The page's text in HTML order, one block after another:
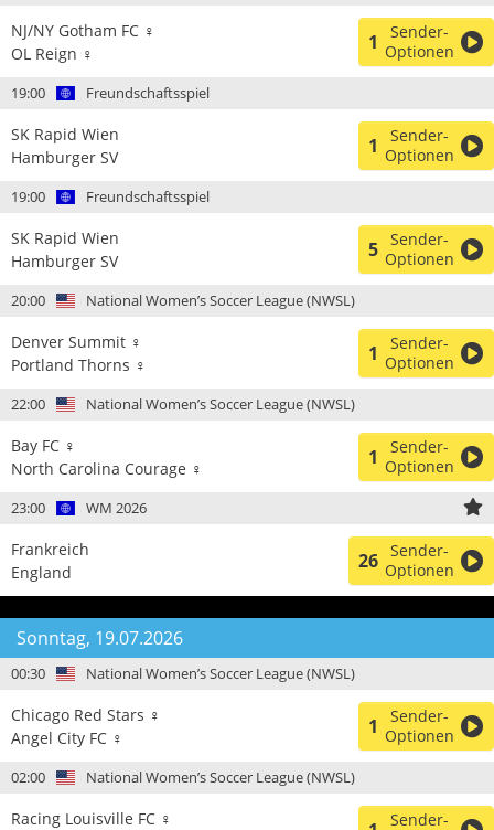
NJ/NY Gotham FC ♀
OL Reign ♀
1
Sender-
Optionen
19:00 Freundschaftsspiel
SK Rapid Wien
Hamburger SV
1
Sender-
Optionen
19:00 Freundschaftsspiel
SK Rapid Wien
Hamburger SV
5 Sender-
Optionen
20:00 National Women’s Soccer League (NWSL)
Denver Summit ♀
Portland Thorns ♀
1
Sender-
Optionen
22:00 National Women’s Soccer League (NWSL)
Bay FC ♀
North Carolina Courage ♀
1
Sender-
Optionen
23:00 WM 2026
Frankreich
England
26 Sender-
Optionen
Sonntag, 19.07.2026
00:30 National Women’s Soccer League (NWSL)
Chicago Red Stars ♀
Angel City FC ♀
1
Sender-
Optionen
02:00 National Women’s Soccer League (NWSL)
Racing Louisville FC ♀
Sender-